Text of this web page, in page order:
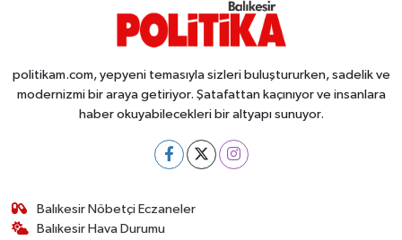
politikam.com, yepyeni temasıyla sizleri buluştururken, sadelik ve
modernizmi bir araya getiriyor. Şatafattan kaçınıyor ve insanlara
haber okuyabilecekleri bir altyapı sunuyor.
Balıkesir Nöbetçi Eczaneler
Balıkesir Hava Durumu
VİZYONDAKİLER